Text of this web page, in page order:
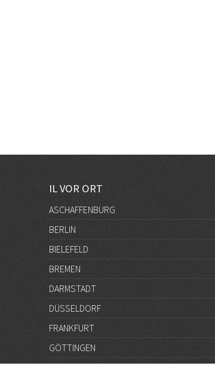
IL VOR ORT
ASCHAFFENBURG
BERLIN
BIELEFELD
BREMEN
DARMSTADT
DÜSSELDORF
FRANKFURT
GÖTTINGEN